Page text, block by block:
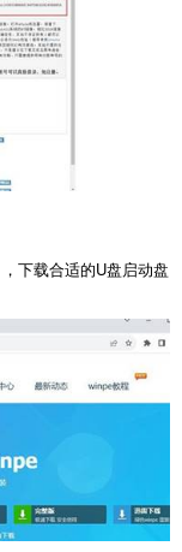
，下载合适的U盘启动盘